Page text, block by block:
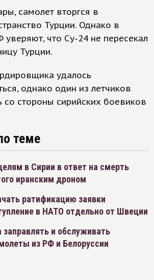
самолет вторгся в
Турции. Однако в
что Су-24 не пересекал
Турции.
удалось
однако один из летчиков
со стороны сирийских боевиков
теме
в Сирии в ответ на смерть
иранским дроном
ратификацию заявки
в НАТО отдельно от Швеции
заправлять и обслуживать
из РФ и Белоруссии